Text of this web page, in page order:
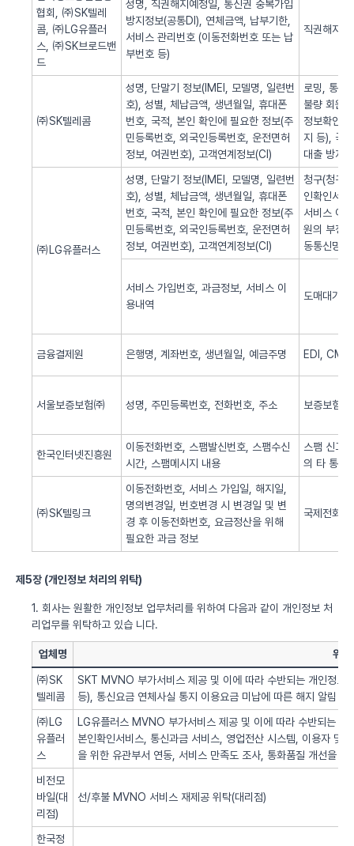
협회, ㈜SK텔레
콤, ㈜LG유플러
스, ㈜SK브로드밴
드
성명, 직권해지예정일, 통신권 중복가입
방지정보(공통DI), 연체금액, 납부기한,
서비스 관리번호 (이동전화번호 또는 납
부번호 등)
직권해지
㈜SK텔레콤
성명, 단말기 정보(IMEI, 모델명, 일련번
호), 성별, 체납금액, 생년월일, 휴대폰
번호, 국적, 본인 확인에 필요한 정보(주
민등록번호, 외국인등록번호, 운전면허
정보, 여권번호), 고객연계정보(CI)
로밍, 통화
불량 회원
정보확인,
지 등), 국
대출 방지,
㈜LG유플러스
성명, 단말기 정보(IMEI, 모델명, 일련번
호), 성별, 체납금액, 생년월일, 휴대폰
번호, 국적, 본인 확인에 필요한 정보(주
민등록번호, 외국인등록번호, 운전면허
정보, 여권번호), 고객연계정보(CI)
청구(청구
인확인서
서비스 이
원의 부정
동통신망
서비스 가입번호, 과금정보, 서비스 이
용내역
도매대가
금융결제원 은행명, 계좌번호, 생년월일, 예금주명 EDI, CMS
서울보증보험㈜ 성명, 주민등록번호, 전화번호, 주소 보증보험
한국인터넷진흥원
이동전화번호, 스팸발신번호, 스팸수신
시간, 스팸메시지 내용
스팸 신고
의 타 통신
㈜SK텔링크
이동전화번호, 서비스 가입일, 해지일,
명의변경일, 번호변경 시 변경일 및 변
경 후 이동전화번호, 요금정산을 위해
필요한 과금 정보
국제전화
제5장 (개인정보 처리의 위탁)
1. 회사는 원활한 개인정보 업무처리를 위하여 다음과 같이 개인정보 처
리업무를 위탁하고 있습 니다.
업체명 위탁
㈜SK
텔레콤
SKT MVNO 부가서비스 제공 및 이에 따라 수반되는 개인정보
등), 통신요금 연체사실 통지 이용요금 미납에 따른 해지 알림 업
㈜LG
유플러
스
LG유플러스 MVNO 부가서비스 제공 및 이에 따라 수반되는
본인확인서비스, 통신과금 서비스, 영업전산 시스템, 이용자 및
을 위한 유관부서 연동, 서비스 만족도 조사, 통화품질 개선을 위
비전모
바일(대
리점)
선/후불 MVNO 서비스 재제공 위탁(대리점)
한국정